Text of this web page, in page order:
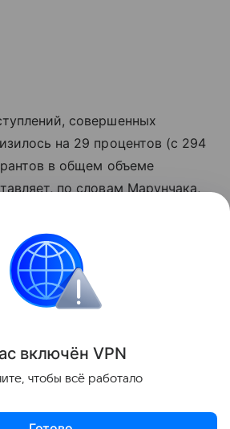
совершенных
на 29 процентов (с 294
в общем объеме
по словам Марунчака,
выдворено почти шесть
88 процентов из них въезд в
Поделиться
включён VPN
чтобы всё работало